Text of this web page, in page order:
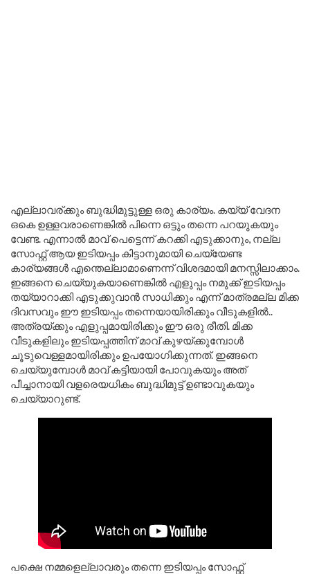
എല്ലാവര്ക്കും ബുദ്ധിമുട്ടുള്ള ഒരു കാര്യം. കയ്യ് വേദന
ഒകെ ഉള്ളവരാണെങ്കിൽ പിന്നെ ഒട്ടും തന്നെ പറയുകയും
വേണ്ട. എന്നാൽ മാവ് പെട്ടെന്ന് കറക്കി എടുക്കാനും, നല്ല
സോഫ്റ്റ് ആയ ഇടിയപ്പം കിട്ടാനുമായി ചെയ്യേണ്ട
കാര്യങ്ങൾ എന്തെല്ലാമാണെന്ന് വിശദമായി മനസ്സിലാക്കാം.
ഇങ്ങനെ ചെയ്യുകയാണെങ്കിൽ എളുപ്പം നമുക്ക് ഇടിയപ്പം
തയ്യാറാക്കി എടുക്കുവാൻ സാധിക്കും എന്ന് മാത്രമല്ല മിക്ക
ദിവസവും ഈ ഇടിയപ്പം തന്നെയായിരിക്കും വീടുകളിൽ..
അത്രയ്ക്കും എളുപ്പമായിരിക്കും ഈ ഒരു രീതി. മിക്ക
വീടുകളിലും ഇടിയപ്പത്തിന് മാവ് കുഴയ്ക്കുമ്പോൾ
ചൂടുവെള്ളമായിരിക്കും ഉപയോഗിക്കുന്നത്. ഇങ്ങനെ
ചെയ്യുമ്പോൾ മാവ് കട്ടിയായി പോവുകയും അത്
പീച്ചാനായി വളരെയധികം ബുദ്ധിമുട്ട് ഉണ്ടാവുകയും
ചെയ്യാറുണ്ട്.
പക്ഷെ നമ്മളെല്ലാവരും തന്നെ ഇടിയപ്പം സോഫ്റ്റ്